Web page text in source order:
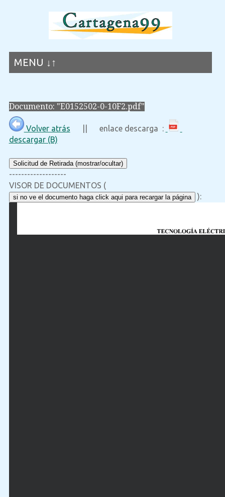
MENU ↓↑
Documento: "E0152502-0-10F2.pdf"
Volver atrás || enlace descarga :
descargar (B)
Solicitud de Retirada (mostrar/ocultar)
-------------------
VISOR DE DOCUMENTOS (
si no ve el documento haga click aqui para recargar la página ):